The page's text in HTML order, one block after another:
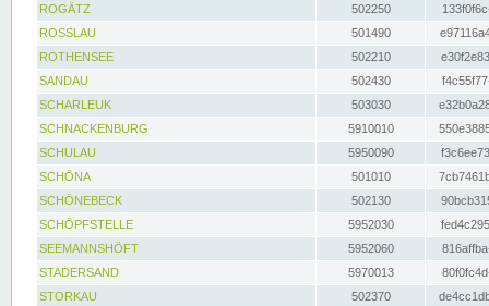
ROGÄTZ
502250
ROSSLAU
501490
ROTHENSEE
502210
SANDAU
502430
SCHARLEUK
503030
SCHNACKENBURG
5910010
SCHULAU
5950090
SCHÖNA
501010
SCHÖNEBECK
502130
SCHÖPFSTELLE
5952030
SEEMANNSHÖFT
5952060
STADERSAND
5970013
STORKAU
502370